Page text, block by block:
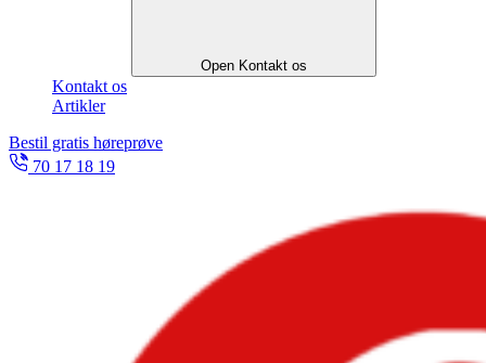
Open Kontakt os
Kontakt os
Artikler
Bestil gratis høreprøve
70 17 18 19